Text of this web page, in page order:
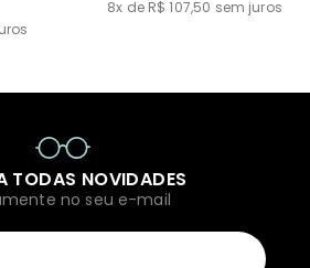
8x de R$ 107,50 sem juros
TODAS NOVIDADES
no seu e-mail